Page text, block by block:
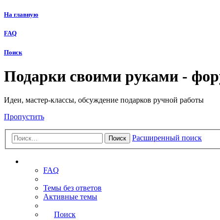
На главную
FAQ
Поиск
Подарки своими руками -
Идеи, мастер-классы, обсуждение подарков ручной работы
Пропустить
Поиск Расширенный поиск
FAQ
Темы без ответов
Активные темы
Поиск